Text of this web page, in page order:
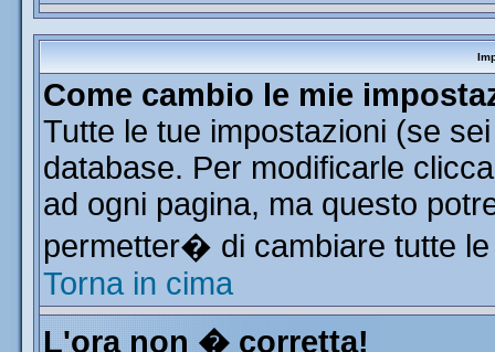
Come cambio le mie
Tutte le tue impostazioni (se
database. Per modificarle
ad ogni pagina, ma questo
permetter� di cambiare tutte
Torna in cima
L'ora non � corretta!